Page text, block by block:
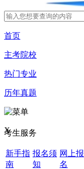
首页
主考院校
热门专业
历年真题
X
考生服务
新手指
南
报名须
知
网上报
名